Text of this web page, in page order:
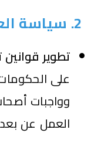
2. سياسة العمل:
تطوير
على
وواجبات
العمل عن